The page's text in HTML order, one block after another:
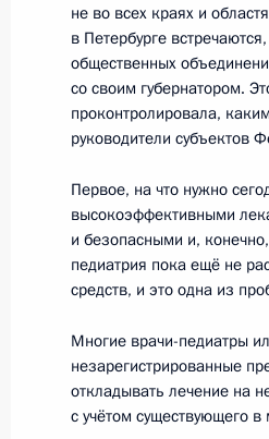
развитию
24 мая 2011
24 мая 2011
23 мая
не во всех краях и
в Петербурге
общественных
со своим губернатором.
проконтролировала,
руководители субъектов
Первое, на что нужно
высокоэффективными
и безопасными и,
педиатрия пока ещё не
средств, и это одна из
Многие врачи-педиатры
незарегистрированные
откладывать лечение на
с учётом существующего